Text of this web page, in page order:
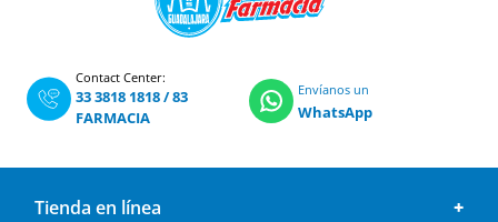
Contact Center:
33 3818 1818/83
FARMACIA
Envíanos un
WhatsApp
Tienda en línea